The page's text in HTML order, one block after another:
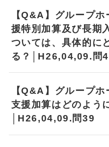
【Q&A】グループ
援特別加算及び長期
ついては、具体的に
る？│H26,04,09.問
【Q&A】グループ
支援加算はどのよう
│H26,04,09.問39